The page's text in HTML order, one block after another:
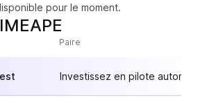
pour le moment.
Paire
Investissez en pilote